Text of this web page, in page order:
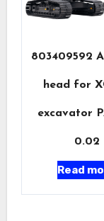
803409592
head for
excavator
0.02
Read